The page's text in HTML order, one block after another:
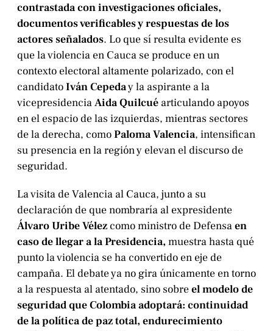
contrastada con investigaciones oficiales,
documentos verificables y respuestas de los
actores señalados. Lo que sí resulta evidente es
que la violencia en Cauca se produce en un
contexto electoral altamente polarizado, con el
candidatoIván Cepeday la aspirante a la
vicepresidenciaAida Quilcué articulando apoyos
en el espacio de las izquierdas, mientras sectores
de la derecha, comoPaloma Valencia, intensifican
su presencia en la región y elevan el discurso de
seguridad.
La visita de Valencia al Cauca, junto a su
declaración de que nombraría al expresidente
Álvaro Uribe Vélez como ministro de Defensaen
caso de llegar a la Presidencia, muestra hasta qué
punto la violencia se ha convertido en eje de
campaña. El debate ya no gira únicamente en torno
a la respuesta al atentado, sino sobreel modelo de
seguridad que Colombia adoptará: continuidad
de la política de paz total, endurecimiento